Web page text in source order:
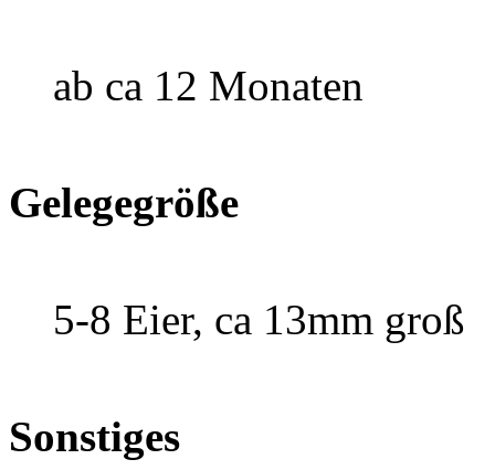
ab ca 12 Monaten
Gelegegröße
5-8 Eier, ca 13mm groß
Sonstiges